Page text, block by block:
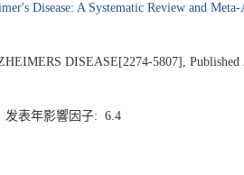
Disease: A Systematic Review and
DISEASE[2274-5807], Published
发表年影響因子: 6.4